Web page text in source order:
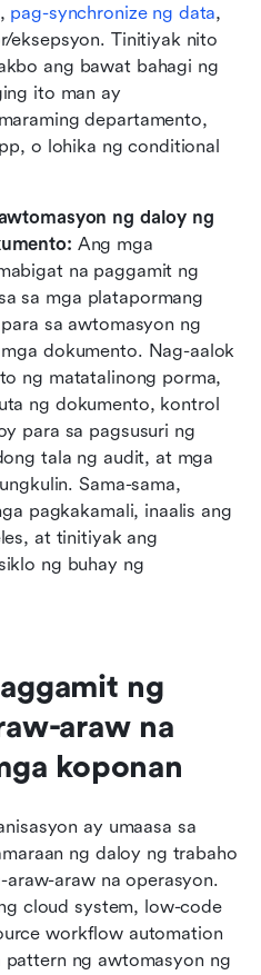
pag-synchronize ng data,
eksepsyon. Tinitiyak nito
ang bawat bahagi ng
ito man ay
departamento,
o lohika ng conditional
ng daloy ng
Ang mga
na paggamit ng
sa mga platapormang
sa awtomasyon ng
dokumento. Nag-aalok
ng matatalinong porma,
ng dokumento, kontrol
para sa pagsusuri ng
tala ng audit, at mga
Sama-sama,
pagkakamali, inaalis ang
at tinitiyak ang
ng buhay ng
ng
araw na
koponan
ay umaasa sa
ng daloy ng trabaho
araw na operasyon.
cloud system, low-code
workflow automation
ng awtomasyon ng